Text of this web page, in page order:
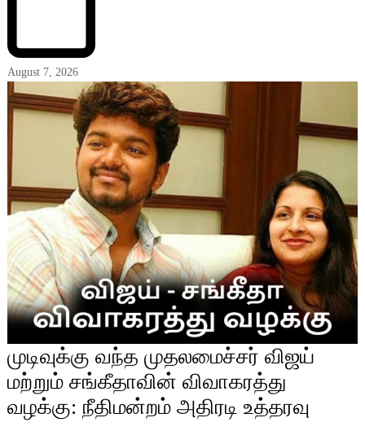
August 7, 2026
முடிவுக்கு வந்த முதலமைச்சர் விஜய்
மற்றும் சங்கீதாவின் விவாகரத்து
வழக்கு: நீதிமன்றம் அதிரடி உத்தரவு